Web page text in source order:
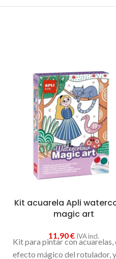
Kit acuarela Apli
magic art
11,90€ IVA incl.
Kit para pintar con acuarelas,
efecto mágico del rotulador,